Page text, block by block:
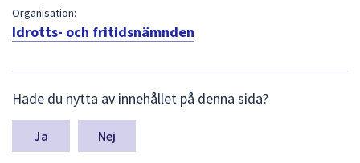
Organisation:
Idrotts- och fritidsnämnden
ä
m
a
Hade du nytta av innehållet på denna sida?
Nej